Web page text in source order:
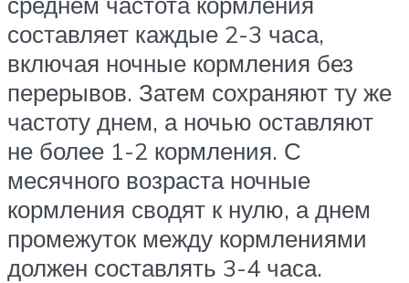
составляет каждые 2-3 часа,
включая ночные кормления без
перерывов. Затем сохраняют ту же
частоту днем, а ночью оставляют
не более 1-2 кормления. С
месячного возраста ночные
кормления сводят к нулю, а днем
промежуток между кормлениями
должен составлять 3-4 часа.